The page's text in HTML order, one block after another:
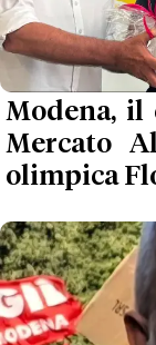
Modena, il
Mercato
olimpica